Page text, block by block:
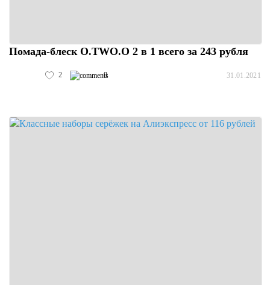
Помада-блеск O.TWO.O 2 в 1 всего за 243 рубля
2 0 31.01.2021